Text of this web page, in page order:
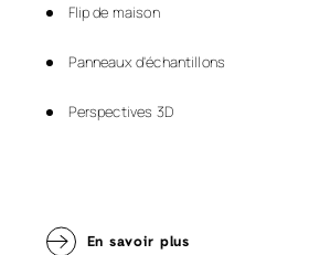
Flip de maison
Panneaux d'échantillons
Perspectives 3D
En savoir plus